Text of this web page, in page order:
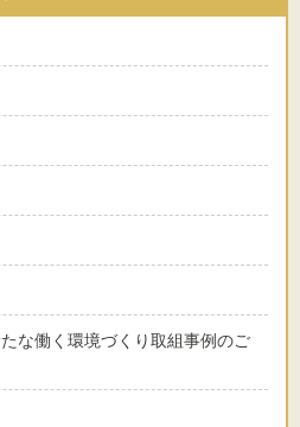
な働く環境づくり取組事例のご